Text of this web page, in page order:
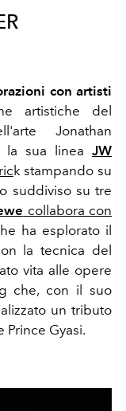
con artisti
artistiche del
Jonathan
la sua linea JW
k stampando su
suddiviso su tre
collabora con
ha esplorato il
la tecnica del
vita alle opere
che, con il suo
un tributo
Prince Gyasi.